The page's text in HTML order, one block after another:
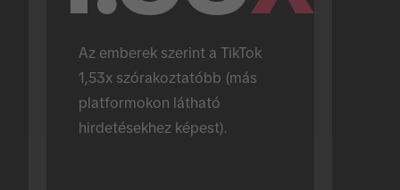
Az emberek szerint a TikTok
1,53x szórakoztatóbb (más
platformokon látható
hirdetésekhez képest).